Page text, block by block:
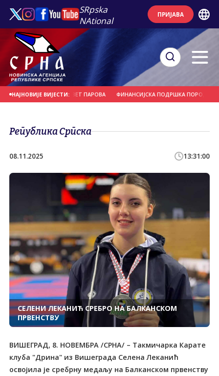
SRpska
NAtional
ПРИЈАВА
НАЈНОВИЈЕ ВИЈЕСТИ:
ВЈЕНЧАЊУ ДЕВЕТ ПАРОВА ФИНАНСИЈСКА ПОДРШКА ПОРОДИЦИ И
Република Српска
08.11.2025 13:31:00
СЕЛЕНИ ЛЕКАНИЋ СРЕБРО НА БАЛКАНСКОМ
ПРВЕНСТВУ
ВИШЕГРАД, 8. НОВЕМБРА /СРНА/ – Такмичарка Карате
клуба "Дрина" из Вишеграда Селена Леканић
освојила је сребрну медаљу на Балканском првенству